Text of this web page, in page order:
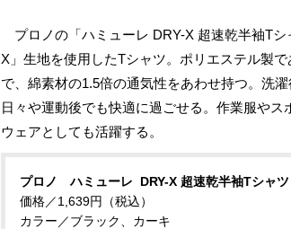
プロノの「ハミューレ DRY-X 超速乾半袖T
X」生地を使用したTシャツ。ポリエステル製
で、綿素材の1.5倍の通気性をあわせ持つ。洗
日々や運動後でも快適に過ごせる。作業服や
ウェアとしても活躍する。
プロノ ハミューレ DRY-X 超速乾半袖Tシャツ
価格／1,639円（税込）
カラー／ブラック、カーキ